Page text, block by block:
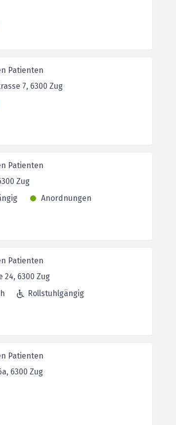
Patienten
7, 6300 Zug
Patienten
Zug
Anordnungen
Patienten
24, 6300 Zug
Rollstuhlgängig
Patienten
6300 Zug